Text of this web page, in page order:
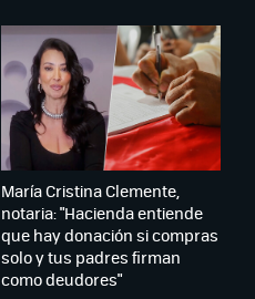
María Cristina Clemente,
notaria: "Hacienda entiende
que hay donación si compras
solo y tus padres firman
como deudores"